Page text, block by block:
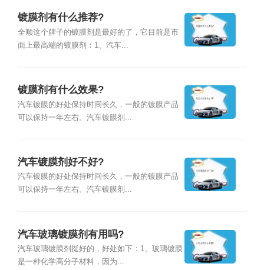
镀膜剂有什么推荐?
全顺这个牌子的镀膜剂是最好的了，它目前是市
面上最高端的镀膜剂：1、汽车...
镀膜剂有什么效果?
汽车镀膜的好处保持时间长久，一般的镀膜产品
可以保持一年左右。汽车镀膜剂...
汽车镀膜剂好不好?
汽车镀膜的好处保持时间长久，一般的镀膜产品
可以保持一年左右。汽车镀膜剂...
汽车玻璃镀膜剂有用吗?
汽车玻璃镀膜剂挺好的，好处如下：1、玻璃镀膜
是一种化学高分子材料，因为...